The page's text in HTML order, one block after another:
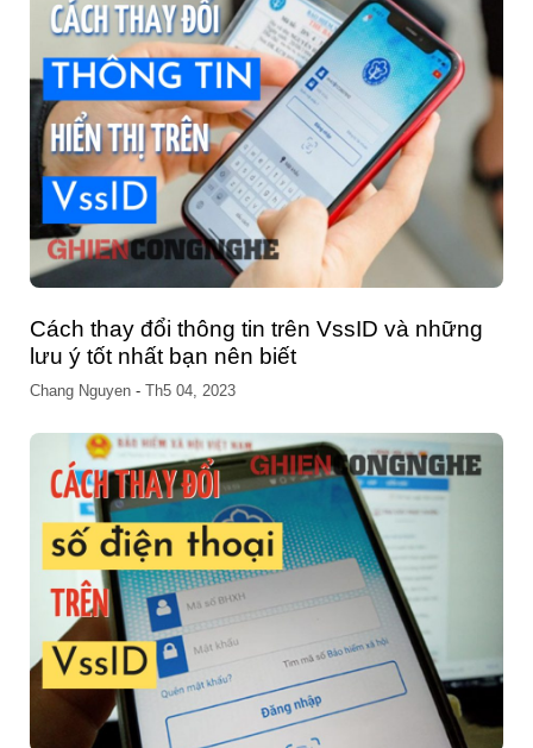
Cách thay đổi thông tin trên VssID và những
lưu ý tốt nhất bạn nên biết
Chang Nguyen - Th5 04, 2023